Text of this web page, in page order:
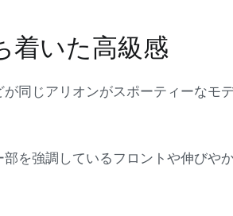
着いた高級感
が同じアリオンがスポーティーなモ
を強調しているフロントや伸びや